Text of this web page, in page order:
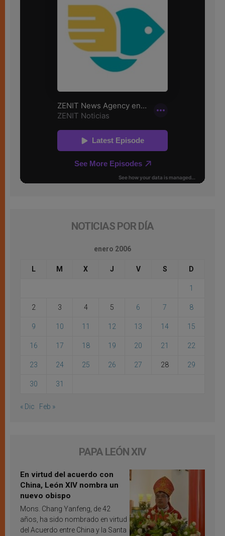
NOTICIAS POR DÍA
enero 2006
L M X J V S D
1
2 3 4 5 6 7 8
9 10 11 12 13 14 15
16 17 18 19 20 21 22
23 24 25 26 27 28 29
30 31
« Dic Feb »
PAPA LEÓN XIV
En virtud del acuerdo con
China, León XIV nombra un
nuevo obispo
Mons. Chang Yanfeng, de 42
años, ha sido nombrado en virtud
del Acuerdo entre China y la Santa